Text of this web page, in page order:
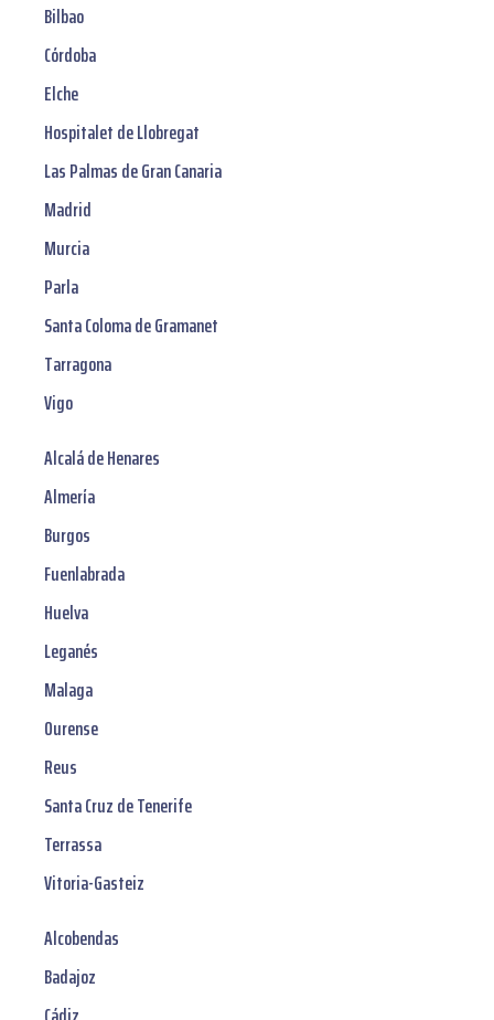
Bilbao
Córdoba
Elche
Hospitalet de Llobregat
Las Palmas de Gran Canaria
Madrid
Murcia
Parla
Santa Coloma de Gramanet
Tarragona
Vigo
Alcalá de Henares
Almería
Burgos
Fuenlabrada
Huelva
Leganés
Malaga
Ourense
Reus
Santa Cruz de Tenerife
Terrassa
Vitoria-Gasteiz
Alcobendas
Badajoz